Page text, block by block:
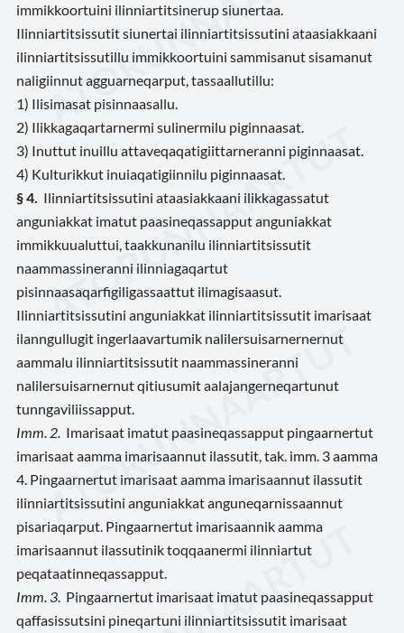
immikkoortuini ilinniartitsinerup siunertaa.
Ilinniartitsissutit siunertai ilinniartitsissutini ataasiakkaani
ilinniartitsissutillu immikkoortuini sammisanut sisamanut
naligiinnut agguarneqarput, tassaallutillu:
1) Ilisimasat pisinnaasallu.
2) Ilikkagaqartarnermi sulinermilu piginnaasat.
3) Inuttut inuillu attaveqaqatigiittarneranni piginnaasat.
4) Kulturikkut inuiaqatigiinnilu piginnaasat.
§ 4. Ilinniartitsissutini ataasiakkaani ilikkagassatut
anguniakkat imatut paasineqassapput anguniakkat
immikkuualuttui, taakkunanilu ilinniartitsissutit
naammassineranni ilinniagaqartut
pisinnaasaqarfigiligassaattut ilimagisaasut.
Ilinniartitsissutini anguniakkat ilinniartitsissutit imarisaat
ilanngullugit ingerlaavartumik nalilersuisarnernernut
aammalu ilinniartitsissutit naammassineranni
nalilersuisarnernut qitiusumit aalajangerneqartunut
tunngaviliissapput.
Imm. 2. Imarisaat imatut paasineqassapput pingaarnertut
imarisaat aamma imarisaannut ilassutit, tak. imm. 3 aamma
4. Pingaarnertut imarisaat aamma imarisaannut ilassutit
ilinniartitsissutini anguniakkat anguneqarnissaannut
pisariaqarput. Pingaarnertut imarisaannik aamma
imarisaannut ilassutinik toqqaanermi ilinniartut
peqataatinneqassapput.
Imm. 3 Pingaarnertut imarisaat imatut paasineqassapput
qaffasissutsini pineqartuni ilinniartitsissutit imarisaat